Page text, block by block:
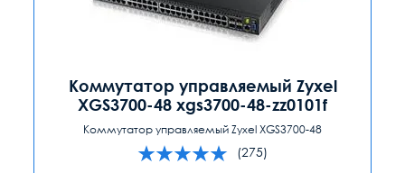
Коммутатор управляемый Zyxel
XGS3700-48 xgs3700-48-zz0101f
Коммутатор управляемый Zyxel XGS3700-48
(275)